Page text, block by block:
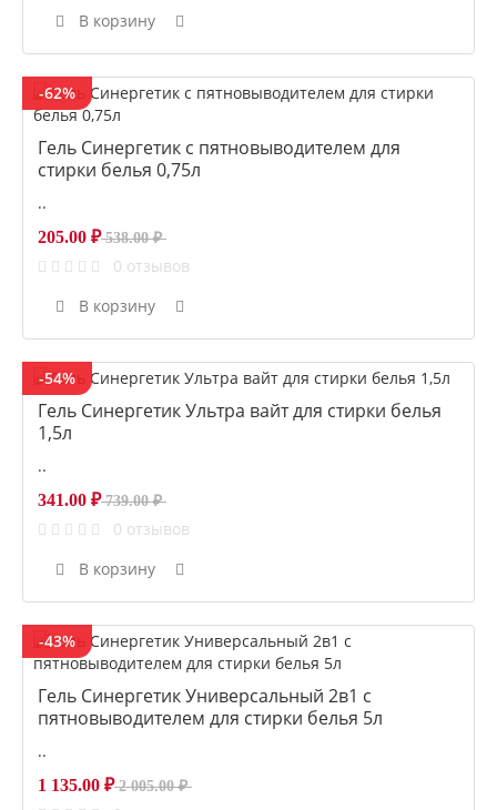
В корзину
-62%
Гель Синергетик с пятновыводителем для
стирки белья 0,75л
..
538.00 ₽
205.00 ₽
0 отзывов
В корзину
-54%
Гель Синергетик Ультра вайт для стирки белья
1,5л
..
739.00 ₽
341.00 ₽
0 отзывов
В корзину
-43%
Гель Синергетик Универсальный 2в1 с
пятновыводителем для стирки белья 5л
..
2 005.00 ₽
1 135.00 ₽